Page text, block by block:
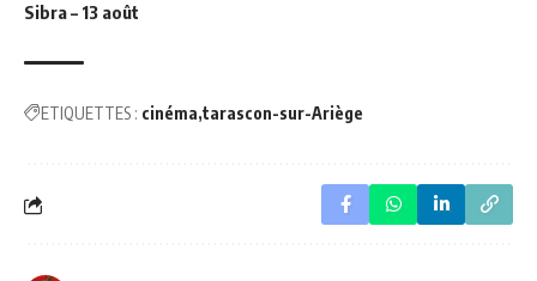
Sibra – 13 août
ETIQUETTES : cinéma tarascon-sur-Ariège